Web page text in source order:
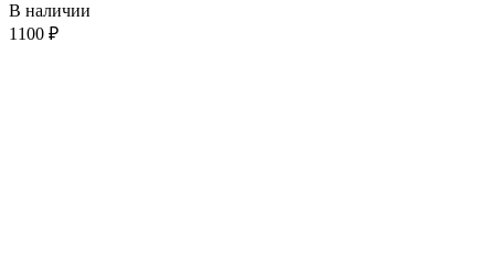
В наличии
1100 ₽